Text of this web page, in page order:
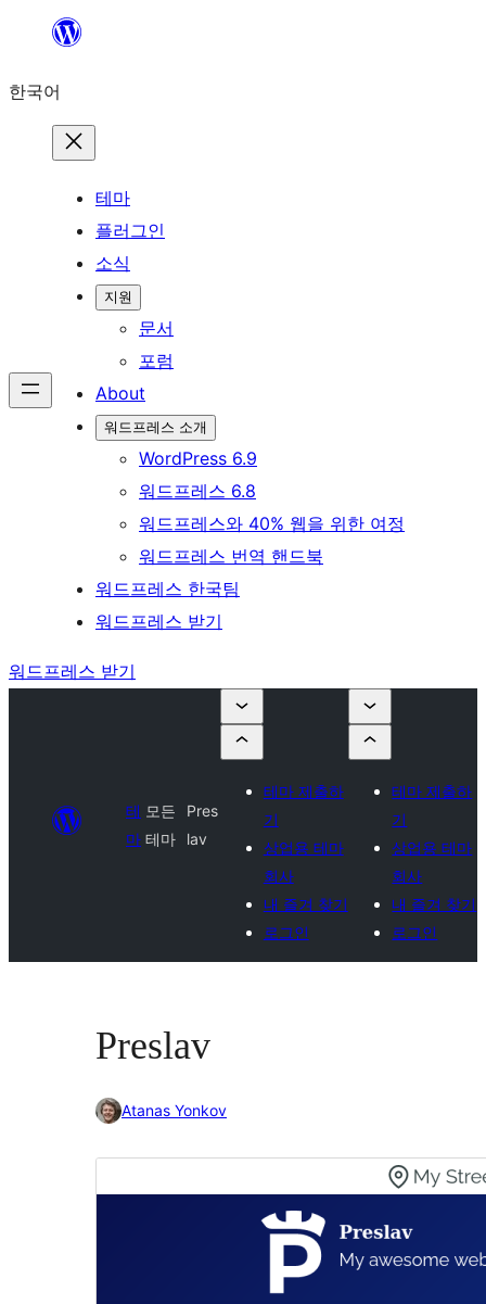
츠
한국어
테마
플러그인
소식
지원
문서
포럼
About
워드프레스 소개
WordPress 6.9
워드프레스 6.8
워드프레스와 40% 웹을 위한 여정
워드프레스 번역 핸드북
워드프레스 한국팀
워드프레스 받기
워드프레스 받기
테
마
모든
테마
Pres
lav
테마 제출하
기
상업용 테마
회사
내 즐겨 찾기
로그인
테마 제출하
기
상업용 테마
회사
내 즐겨 찾기
로그인
Preslav
Atanas Yonkov